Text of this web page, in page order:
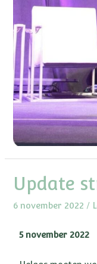
Update
6 november 2022 /
5 november 2022